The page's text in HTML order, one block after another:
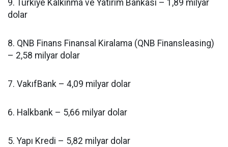
9. Türkiye Kalkınma ve Yatırım Bankası – 1,89 milyar
dolar
8. QNB Finans Finansal Kiralama (QNB Finansleasing)
– 2,58 milyar dolar
7. VakıfBank – 4,09 milyar dolar
6. Halkbank – 5,66 milyar dolar
5. Yapı Kredi – 5,82 milyar dolar